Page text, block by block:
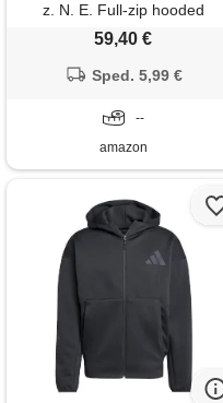
z. N. E. Full-zip hooded
59,40 €
Sped. 5,99 €
--
amazon